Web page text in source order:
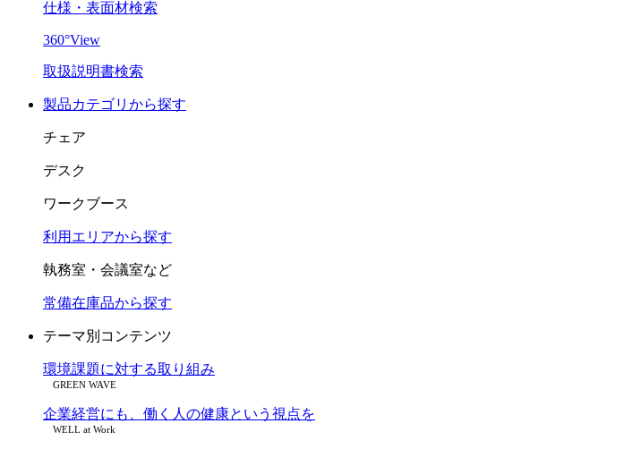
仕様・表面材検索
360°View
取扱説明書検索
製品カテゴリから探す
チェア
デスク
ワークブース
利用エリアから探す
執務室・会議室など
常備在庫品から探す
テーマ別コンテンツ
環境課題に対する取り組み
GREEN WAVE
企業経営にも、働く人の健康という視点を
WELL at Work